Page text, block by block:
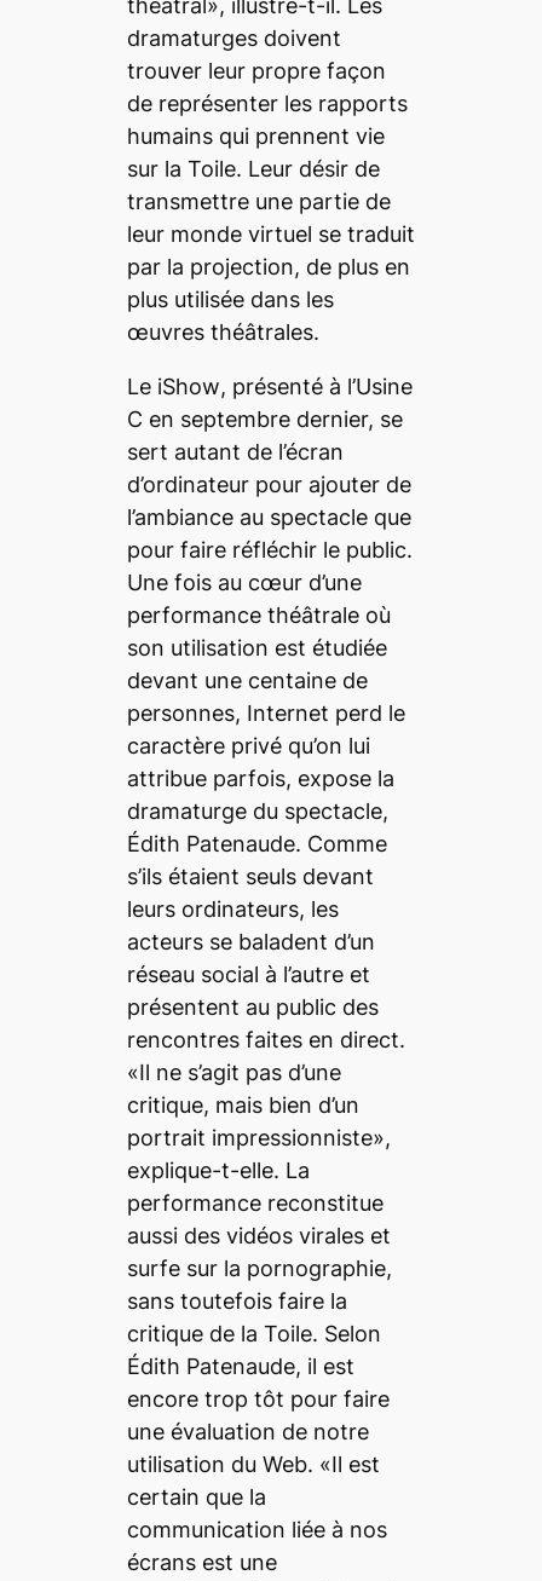
théâtral», illustre-t-il. Les
dramaturges doivent
trouver leur propre façon
de représenter les rapports
humains qui prennent vie
sur la Toile. Leur désir de
transmettre une partie de
leur monde virtuel se traduit
par la projection, de plus en
plus utilisée dans les
œuvres théâtrales.
Le iShow, présenté à l’Usine
C en septembre dernier, se
sert autant de l’écran
d’ordinateur pour ajouter de
l’ambiance au spectacle que
pour faire réfléchir le public.
Une fois au cœur d’une
performance théâtrale où
son utilisation est étudiée
devant une centaine de
personnes, Internet perd le
caractère privé qu’on lui
attribue parfois, expose la
dramaturge du spectacle,
Édith Patenaude. Comme
s’ils étaient seuls devant
leurs ordinateurs, les
acteurs se baladent d’un
réseau social à l’autre et
présentent au public des
rencontres faites en direct.
«Il ne s’agit pas d’une
critique, mais bien d’un
portrait impressionniste»,
explique-t-elle. La
performance reconstitue
aussi des vidéos virales et
surfe sur la pornographie,
sans toutefois faire la
critique de la Toile. Selon
Édith Patenaude, il est
encore trop tôt pour faire
une évaluation de notre
utilisation du Web. «Il est
certain que la
communication liée à nos
écrans est une